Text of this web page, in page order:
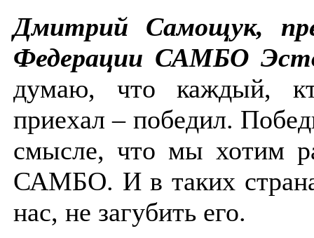
Дмитрий Самощук,
Федерации САМБО
думаю, что каждый,
приехал – победил.
смысле, что мы хотим
САМБО. И в таких
нас, не загубить его.